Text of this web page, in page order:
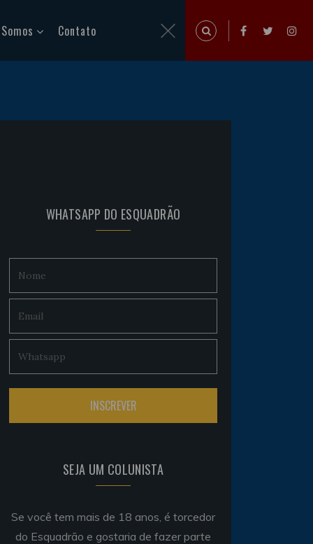
Contato
WHATSAPP DO ESQUADRÃO
SEJA UM COLUNISTA
Se você tem mais de 18 anos, é torcedor
do Esquadrão e gostaria de fazer parte